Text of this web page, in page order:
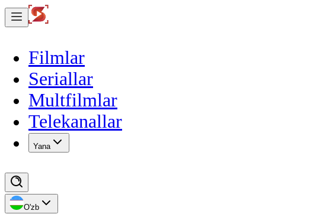
Filmlar
Seriallar
Multfilmlar
Telekanallar
Yana
O'zb